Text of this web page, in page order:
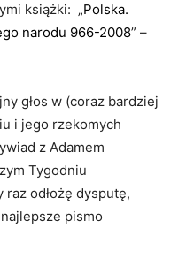
książki: „Polska.
narodu 966-2008” –
głos w (coraz bardziej
i jego rzekomych
z Adamem
Tygodniu
odłożę dysputę,
pismo